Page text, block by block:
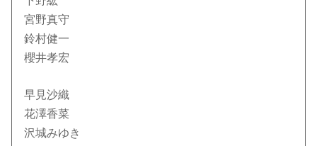
宮野真守
鈴村健一
櫻井孝宏
早見沙織
花澤香菜
沢城みゆき